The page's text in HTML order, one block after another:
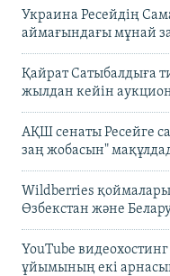
Украина Ресейдің
аймағындағы мұнай
Қайрат Сатыбалдыға
жылдан кейін
АҚШ сенаты Ресейге
заң жобасын"
Wildberries
Өзбекстан және
YouTube
ұйымының екі